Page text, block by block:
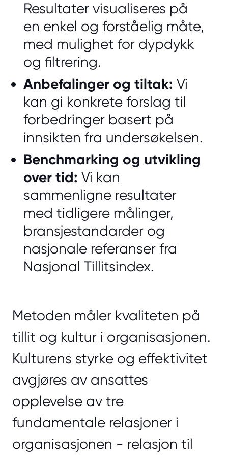
Resultater visualiseres på
en enkel og forståelig måte,
med mulighet for dypdykk
og filtrering.
Anbefalinger og tiltak: Vi
kan gi konkrete forslag til
forbedringer basert på
innsikten fra undersøkelsen.
Benchmarking og utvikling
over tid: Vi kan
sammenligne resultater
med tidligere målinger,
bransjestandarder og
nasjonale referanser fra
Nasjonal Tillitsindex.
Metoden måler kvaliteten på
tillit og kultur i organisasjonen.
Kulturens styrke og effektivitet
avgjøres av ansattes
opplevelse av tre
fundamentale relasjoner i
organisasjonen - relasjon til